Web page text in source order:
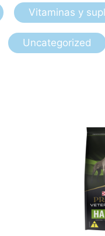
Vitaminas y
Uncategorized